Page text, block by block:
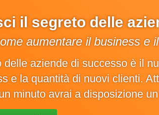
il segreto delle
aumentare il business e
delle aziende di successo è il
e la quantità di nuovi clienti.
minuto avrai a disposizione